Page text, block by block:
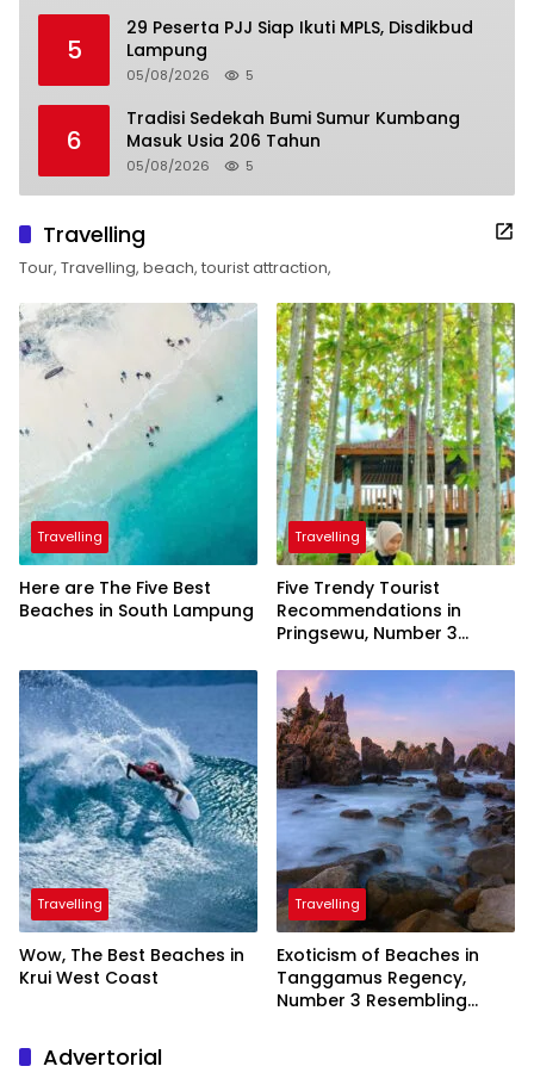
5
29 Peserta PJJ Siap Ikuti MPLS, Disdikbud
Lampung
05/08/2026 5
6
Tradisi Sedekah Bumi Sumur Kumbang
Masuk Usia 206 Tahun
05/08/2026 5
Travelling
Tour, Travelling, beach, tourist attraction,
Travelling
Here are The Five Best
Beaches in South Lampung
Travelling
Five Trendy Tourist
Recommendations in
Pringsewu, Number 3
President
Travelling
Wow, The Best Beaches in
Krui West Coast
Travelling
Exoticism of Beaches in
Tanggamus Regency,
Number 3 Resembling
Advertorial